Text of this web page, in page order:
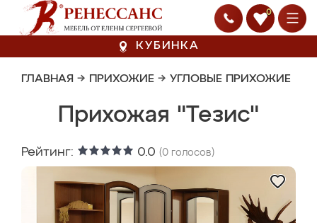
0
КУБИНКА
ГЛАВНАЯ → ПРИХОЖИЕ → УГЛОВЫЕ ПРИХОЖИЕ
Прихожая "Тезис"
Рейтинг: 0.0 (0 голосов)